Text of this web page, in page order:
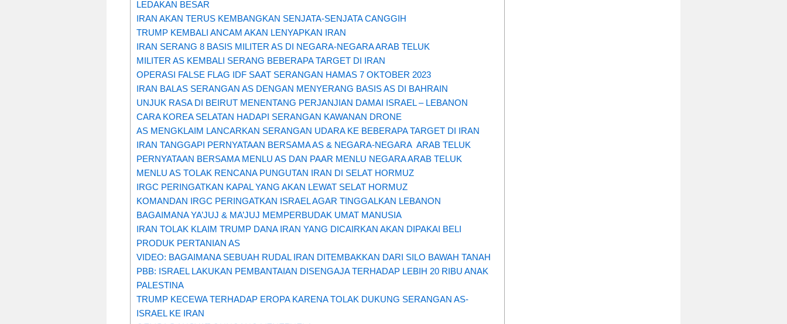
LEDAKAN BESAR
IRAN AKAN TERUS KEMBANGKAN SENJATA-SENJATA CANGGIH
TRUMP KEMBALI ANCAM AKAN LENYAPKAN IRAN
IRAN SERANG 8 BASIS MILITER AS DI NEGARA-NEGARA ARAB TELUK
MILITER AS KEMBALI SERANG BEBERAPA TARGET DI IRAN
OPERASI FALSE FLAG IDF SAAT SERANGAN HAMAS 7 OKTOBER 2023
IRAN BALAS SERANGAN AS DENGAN MENYERANG BASIS AS DI BAHRAIN
UNJUK RASA DI BEIRUT MENENTANG PERJANJIAN DAMAI ISRAEL – LEBANON
CARA KOREA SELATAN HADAPI SERANGAN KAWANAN DRONE
AS MENGKLAIM LANCARKAN SERANGAN UDARA KE BEBERAPA TARGET DI IRAN
IRAN TANGGAPI PERNYATAAN BERSAMA AS & NEGARA-NEGARA ARAB TELUK
PERNYATAAN BERSAMA MENLU AS DAN PAAR MENLU NEGARA ARAB TELUK
MENLU AS TOLAK RENCANA PUNGUTAN IRAN DI SELAT HORMUZ
IRGC PERINGATKAN KAPAL YANG AKAN LEWAT SELAT HORMUZ
KOMANDAN IRGC PERINGATKAN ISRAEL AGAR TINGGALKAN LEBANON
BAGAIMANA YA’JUJ & MA’JUJ MEMPERBUDAK UMAT MANUSIA
IRAN TOLAK KLAIM TRUMP DANA IRAN YANG DICAIRKAN AKAN DIPAKAI BELI
PRODUK PERTANIAN AS
VIDEO: BAGAIMANA SEBUAH RUDAL IRAN DITEMBAKKAN DARI SILO BAWAH TANAH
PBB: ISRAEL LAKUKAN PEMBANTAIAN DISENGAJA TERHADAP LEBIH 20 RIBU ANAK
PALESTINA
TRUMP KECEWA TERHADAP EROPA KARENA TOLAK DUKUNG SERANGAN AS-
ISRAEL KE IRAN